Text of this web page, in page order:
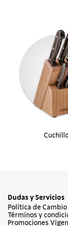
Dudas y Servicios
Política de
Términos y
Promociones